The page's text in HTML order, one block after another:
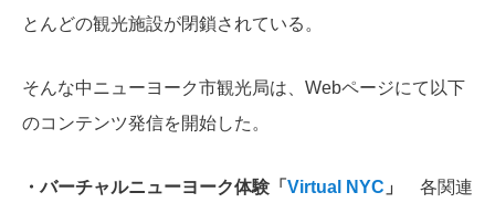
とんどの観光施設が閉鎖されている。
そんな中ニューヨーク市観光局は、Webページにて以下
のコンテンツ発信を開始した。
・バーチャルニューヨーク体験「 Virtual NYC 」
各関連